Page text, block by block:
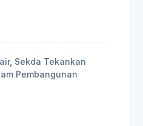
Sekda Tekankan
Pembangunan